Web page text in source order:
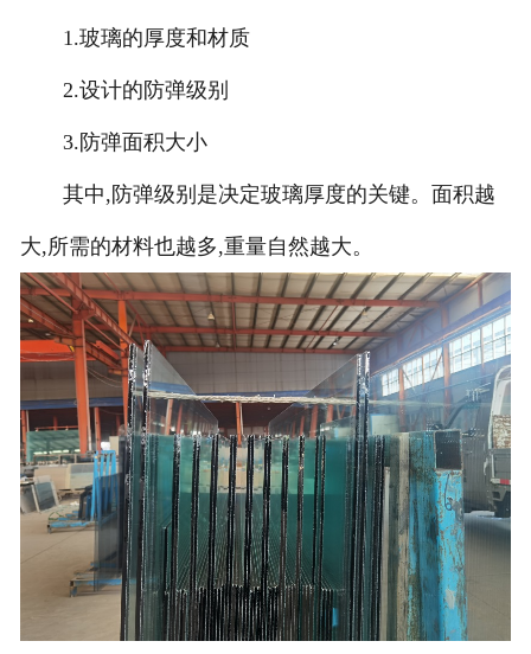
1.玻璃的厚度和材质
2.设计的防弹级别
3.防弹面积大小
其中,防弹级别是决定玻璃厚度的关键。面积越
大,所需的材料也越多,重量自然越大。